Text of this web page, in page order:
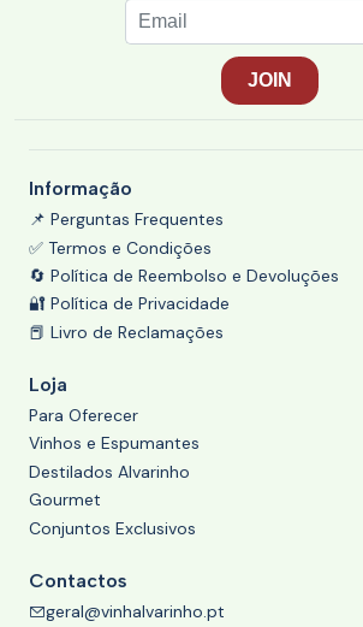
Informação
📌 Perguntas Frequentes
✅ Termos e Condições
🔄 Política de Reembolso e Devoluções
🔐 Política de Privacidade
📕 Livro de Reclamações
Loja
Para Oferecer
Vinhos e Espumantes
Destilados Alvarinho
Gourmet
Conjuntos Exclusivos
Contactos
geral@vinhalvarinho.pt